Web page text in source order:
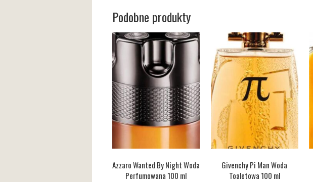
Podobne produkty
Azzaro Wanted By Night Woda
Perfumowana 100 ml
Givenchy Pi Man Woda
Toaletowa 100 ml